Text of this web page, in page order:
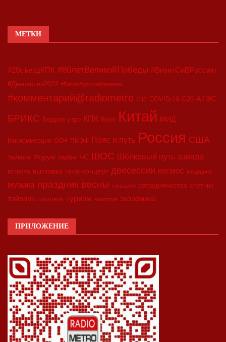
МЕТКИ
#20съездКПК #80летВеликойПобеды #ВизитСиВРоссию
#Двесессии2023 #Петербургскийдневник
#комментарий@radiometro CIIE COVID-19 G20 АТЭС
БРИКС Бодрое утро КПК Кино Китай МИД
Минкоммерции ООН ПМЭФ Пояс и путь Россия США
Тайвань Форум Харбин ЧС ШОС Шёлковый путь азиада
встреча выставка гала-концерт двесессии космос медицина
музыка праздник весны синьцзян сотрудничество спутник
тайвань торговля туризм экология экономика
ПРИЛОЖЕНИЕ